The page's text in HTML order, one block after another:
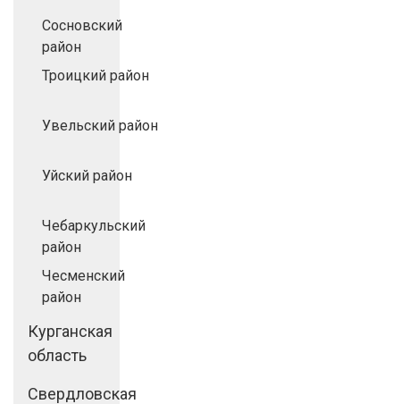
Сосновский
район
Троицкий район
Увельский район
Уйский район
Чебаркульский
район
Чесменский
район
Курганская
область
Свердловская